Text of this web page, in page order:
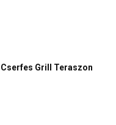
Grill Teraszon